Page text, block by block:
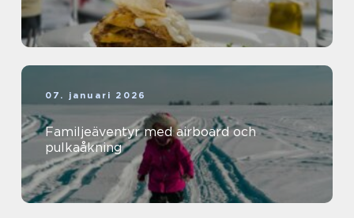
07. januari 2026
Familjeäventyr med airboard och
pulkaåkning